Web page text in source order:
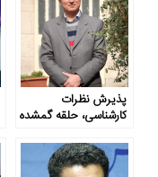
پذیرش نظرات
کارشناسی، حلقه گمشده